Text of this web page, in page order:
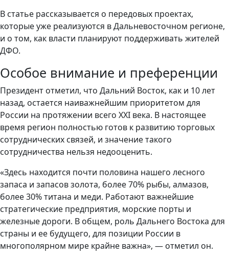
В статье рассказывается о передовых проектах,
которые уже реализуются в Дальневосточном регионе,
и о том, как власти планируют поддерживать жителей
ДФО.
Особое внимание и преференции
Президент отметил, что Дальний Восток, как и 10 лет
назад, остается наиважнейшим приоритетом для
России на протяжении всего XXI века. В настоящее
время регион полностью готов к развитию торговых
сотруднических связей, и значение такого
сотрудничества нельзя недооценить.
«Здесь находится почти половина нашего лесного
запаса и запасов золота, более 70% рыбы, алмазов,
более 30% титана и меди. Работают важнейшие
стратегические предприятия, морские порты и
железные дороги. В общем, роль Дальнего Востока для
страны и ее будущего, для позиции России в
многополярном мире крайне важна», — отметил он.